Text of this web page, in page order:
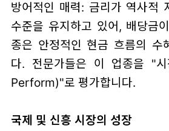
방어적인 매력: 금리가 역사적
수준을 유지하고 있어, 배당금
종은 안정적인 현금 흐름의 수
다. 전문가들은 이 업종을 "
Perform)"로 평가합니다.
국제 및 신흥 시장의 성장